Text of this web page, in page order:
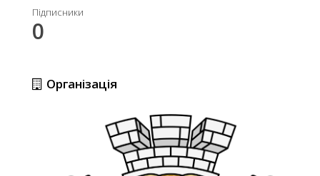
Підписники
0
Організація